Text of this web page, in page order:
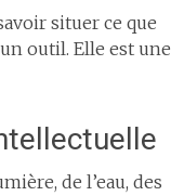
situer ce que
outil. Elle est une
de l’eau, des